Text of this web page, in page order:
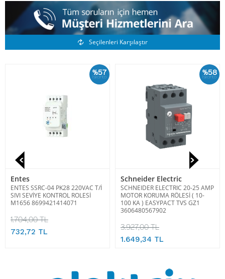
Benzer Ürünler
Seçilenleri Karşılaştır
%57
İskonto
Entes
ENTES SSRC-04 PK28 220VAC T/İ
SIVI SEVİYE KONTROL ROLESİ
M1656 8699421414071
1.704,00 TL
732,72 TL
%58
İskonto
Schneider Electric
SCHNEIDER ELECTRIC 20-25 AMP
MOTOR KORUMA RÖLESİ ( 10-
100 KA ) EASYPACT TVS GZ1
3606480567902
3.927,00 TL
1.649,34 TL